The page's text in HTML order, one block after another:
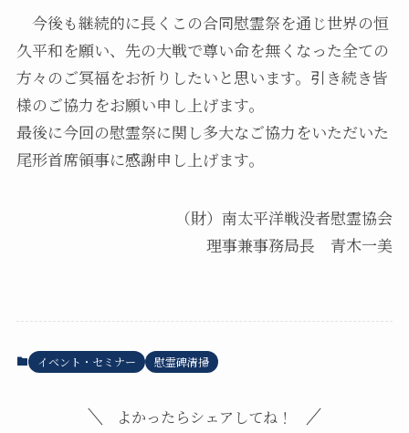
今後も継続的に長くこの合同慰霊祭を通じ世界の恒
久平和を願い、先の大戦で尊い命を無くなった全ての
方々のご冥福をお祈りしたいと思います。引き続き皆
様のご協力をお願い申し上げます。
最後に今回の慰霊祭に関し多大なご協力をいただいた
尾形首席領事に感謝申し上げます。
（財）南太平洋戦没者慰霊協会
理事兼事務局長 青木一美
イベント・セミナー 慰霊碑清掃
よかったらシェアしてね！